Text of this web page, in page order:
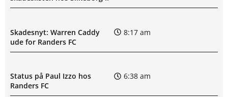
Skadesnyt: Warren Caddy
ude for Randers FC
8:17 am
Status på Paul Izzo hos
Randers FC
6:38 am